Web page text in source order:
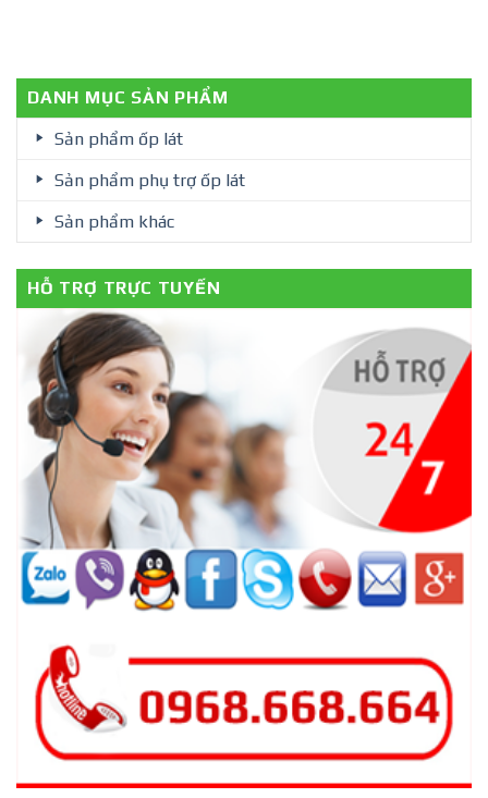
DANH MỤC SẢN PHẨM
Sản phẩm ốp lát
Sản phẩm phụ trợ ốp lát
Sản phẩm khác
HỖ TRỢ TRỰC TUYẾN